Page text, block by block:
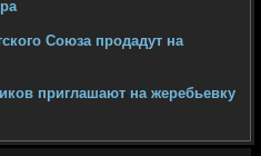
Союза продадут на
приглашают на жеребьевку